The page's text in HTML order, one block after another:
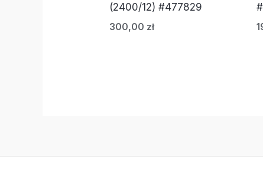
(2400/12) #477829
300,00 zł